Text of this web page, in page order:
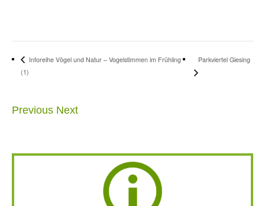
Inforeihe Vögel und Natur – Vogelstimmen im Frühling
(1)
Parkviertel Giesing
Previous Next